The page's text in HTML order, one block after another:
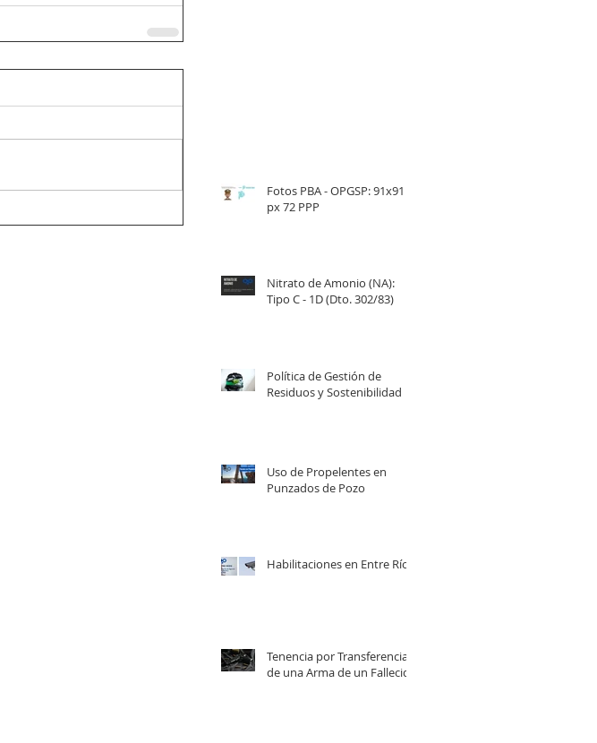
Fotos PBA - OPGSP: 91x91
px 72 PPP
Nitrato de Amonio (NA):
Tipo C - 1D (Dto. 302/83)
Política de Gestión de
Residuos y Sostenibilidad
Uso de Propelentes en
Punzados de Pozo
Habilitaciones en Entre Ríos
Tenencia por Transferencia
de una Arma de un Fallecido